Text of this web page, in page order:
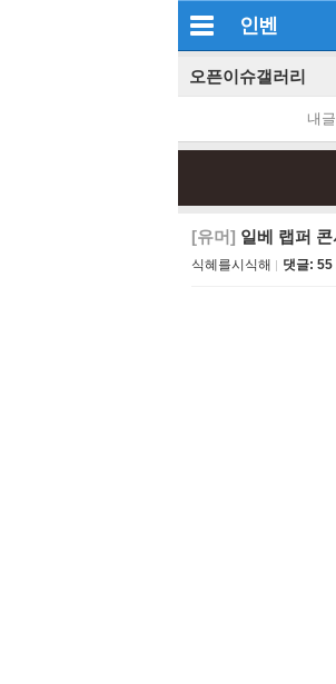
인벤
오픈이슈갤러리
내글
[유머] 일베 랩퍼
식혜를시식해 댓글: 55